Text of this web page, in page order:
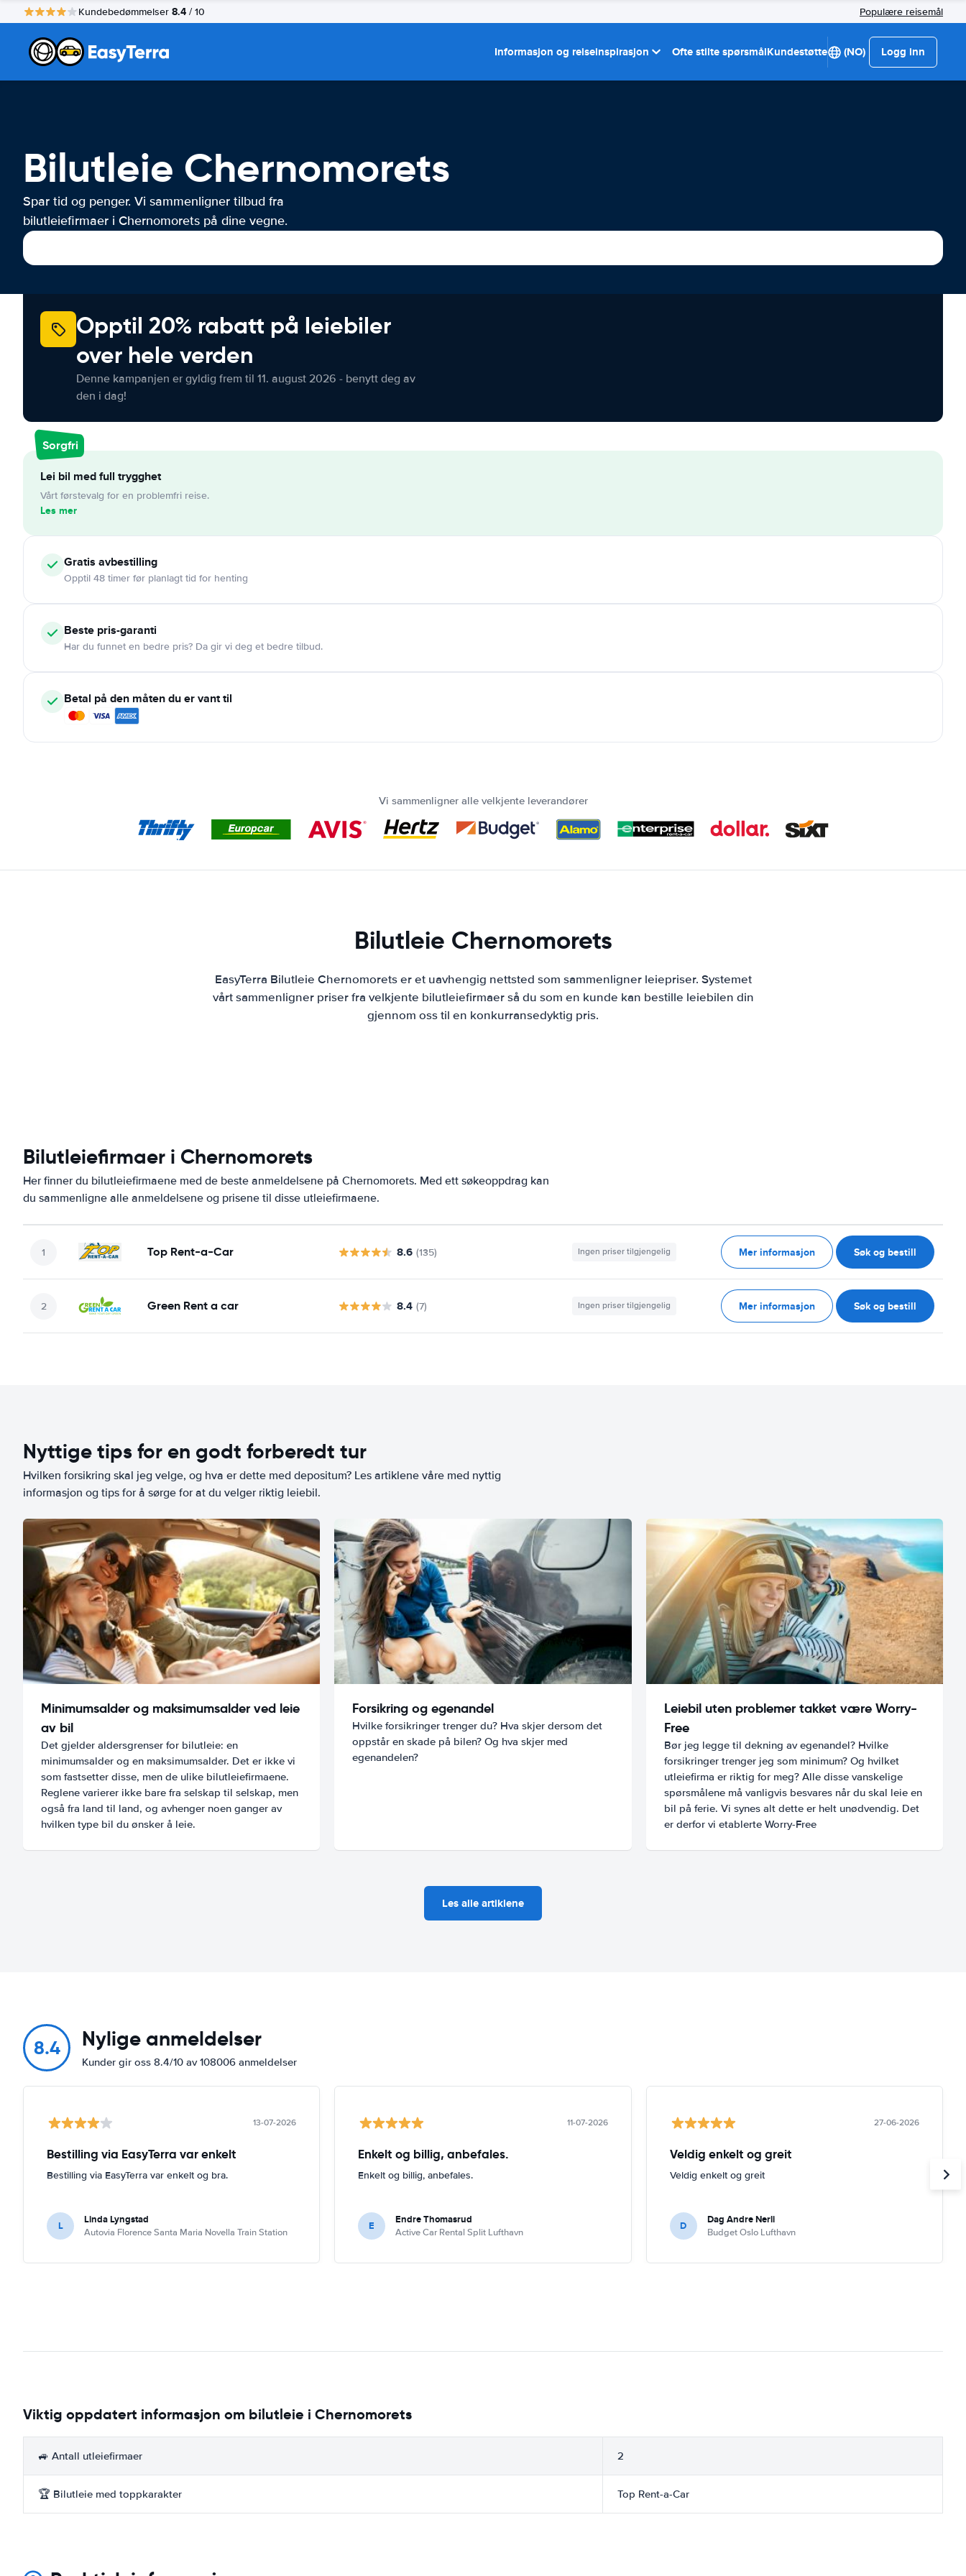
Kundebedømmelser 8.4 / 10 Populære reisemål
Informasjon og reiseinspirasjon Ofte stilte spørsmålKundestøtte (NO) Logg inn
Bilutleie Chernomorets
Spar tid og penger. Vi sammenligner tilbud fra
bilutleiefirmaer i Chernomorets på dine vegne.
Opptil 20% rabatt på leiebiler
over hele verden
Denne kampanjen er gyldig frem til 11. august 2026 - benytt deg av
den i dag!
Sorgfri
Lei bil med full trygghet
Vårt førstevalg for en problemfri reise.
Les mer
Gratis avbestilling
Opptil 48 timer før planlagt tid for henting
Beste pris-garanti
Har du funnet en bedre pris? Da gir vi deg et bedre tilbud.
Betal på den måten du er vant til
Vi sammenligner alle velkjente leverandører
Bilutleie Chernomorets
EasyTerra Bilutleie Chernomorets er et uavhengig nettsted som sammenligner leiepriser. Systemet
vårt sammenligner priser fra velkjente bilutleiefirmaer så du som en kunde kan bestille leiebilen din
gjennom oss til en konkurransedyktig pris.
Bilutleiefirmaer i Chernomorets
Her finner du bilutleiefirmaene med de beste anmeldelsene på Chernomorets. Med ett søkeoppdrag kan
du sammenligne alle anmeldelsene og prisene til disse utleiefirmaene.
Top Rent-a-Car 8.6 (135) Ingen priser tilgjengelig Mer informasjon Søk og bestill
Green Rent a car 8.4 (7) Ingen priser tilgjengelig Mer informasjon Søk og bestill
Nyttige tips for en godt forberedt tur
Hvilken forsikring skal jeg velge, og hva er dette med depositum? Les artiklene våre med nyttig
informasjon og tips for å sørge for at du velger riktig leiebil.
Minimumsalder og maksimumsalder ved leie
av bil
Det gjelder aldersgrenser for bilutleie: en
minimumsalder og en maksimumsalder. Det er ikke vi
som fastsetter disse, men de ulike bilutleiefirmaene.
Reglene varierer ikke bare fra selskap til selskap, men
også fra land til land, og avhenger noen ganger av
hvilken type bil du ønsker å leie.
Forsikring og egenandel
Hvilke forsikringer trenger du? Hva skjer dersom det
oppstår en skade på bilen? Og hva skjer med
egenandelen?
Leiebil uten problemer takket være Worry-
Free
Bør jeg legge til dekning av egenandel? Hvilke
forsikringer trenger jeg som minimum? Og hvilket
utleiefirma er riktig for meg? Alle disse vanskelige
spørsmålene må vanligvis besvares når du skal leie en
bil på ferie. Vi synes alt dette er helt unødvendig. Det
er derfor vi etablerte Worry-Free
Les alle artiklene
8.4 Nylige anmeldelser
Kunder gir oss 8.4/10 av 108006 anmeldelser
13-07-2026
Bestilling via EasyTerra var enkelt
Bestilling via EasyTerra var enkelt og bra.
L Linda Lyngstad
Autovia Florence Santa Maria Novella Train Station
11-07-2026
Enkelt og billig, anbefales.
Enkelt og billig, anbefales.
E Endre Thomasrud
Active Car Rental Split Lufthavn
27-06-2026
Veldig enkelt og greit
Veldig enkelt og greit
D Dag Andre Nerli
Budget Oslo Lufthavn
Viktig oppdatert informasjon om bilutleie i Chernomorets
🚙 Antall utleiefirmaer 2
🏆 Bilutleie med toppkarakter Top Rent-a-Car